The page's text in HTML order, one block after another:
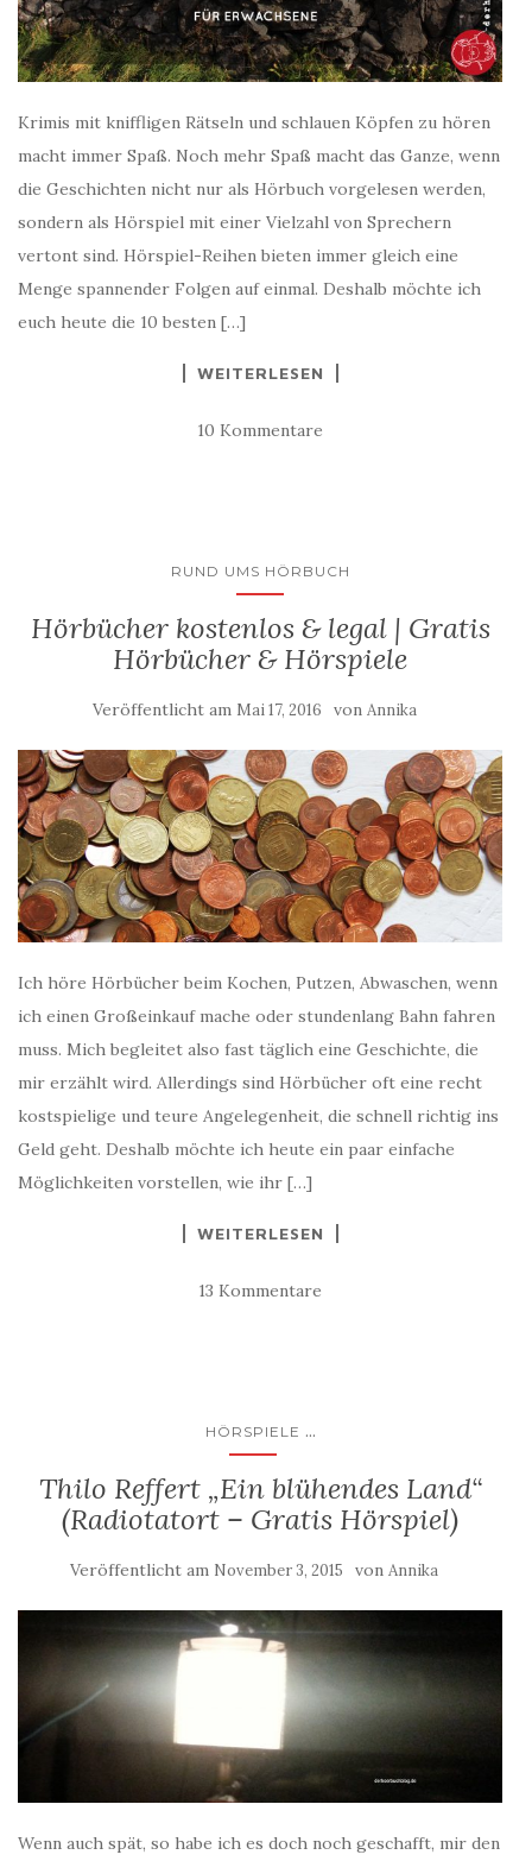
Krimis mit kniffligen Rätseln und schlauen Köpfen zu hören
macht immer Spaß. Noch mehr Spaß macht das Ganze, wenn
die Geschichten nicht nur als Hörbuch vorgelesen werden,
sondern als Hörspiel mit einer Vielzahl von Sprechern
vertont sind. Hörspiel-Reihen bieten immer gleich eine
Menge spannender Folgen auf einmal. Deshalb möchte ich
euch heute die 10 besten […]
WEITERLESEN
10 Kommentare
RUND UMS HÖRBUCH
Hörbücher kostenlos & legal | Gratis
Hörbücher & Hörspiele
Veröffentlicht am Mai 17, 2016 von Annika
Ich höre Hörbücher beim Kochen, Putzen, Abwaschen, wenn
ich einen Großeinkauf mache oder stundenlang Bahn fahren
muss. Mich begleitet also fast täglich eine Geschichte, die
mir erzählt wird. Allerdings sind Hörbücher oft eine recht
kostspielige und teure Angelegenheit, die schnell richtig ins
Geld geht. Deshalb möchte ich heute ein paar einfache
Möglichkeiten vorstellen, wie ihr […]
WEITERLESEN
13 Kommentare
HÖRSPIELE ...
Thilo Reffert „Ein blühendes Land“
(Radiotatort – Gratis Hörspiel)
Veröffentlicht am November 3, 2015 von Annika
Wenn auch spät, so habe ich es doch noch geschafft, mir den